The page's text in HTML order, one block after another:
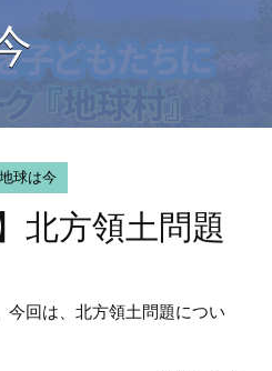
地球は今
北方領土問題
今回は、北方領土問題につい